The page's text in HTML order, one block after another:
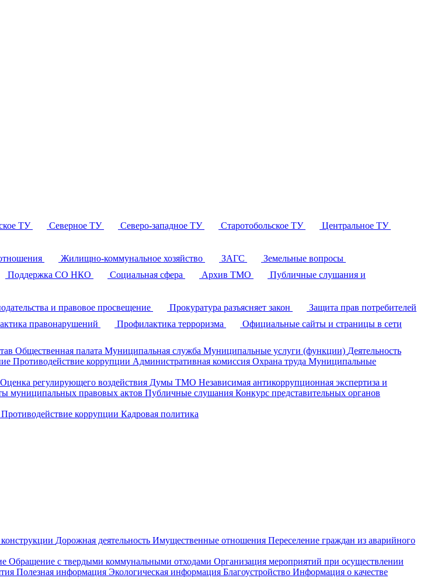
ТУ Северное ТУ Северо-западное ТУ Старотобольское ТУ
Центральное ТУ
Жилищно-коммунальное хозяйство ЗАГС
Земельные вопросы
Поддержка СО НКО Социальная сфера Архив ТМО
Публичные слушания и
и правовое просвещение Прокуратура разъясняет закон
Защита прав потребителей
правонарушений Профилактика терроризма
Официальные сайты и страницы в сети
Общественная палата Муниципальная служба Муниципальные услуги (функции) Деятельность
Противодействие коррупции Административная комиссия Охрана труда Муниципальные
Оценка регулирующего воздействия Думы ТМО Независимая антикоррупционная экспертиза и
муниципальных правовых актов Публичные слушания Конкурс представительных органов
Противодействие коррупции Кадровая политика
Дорожная деятельность Имущественные отношения Переселение граждан из аварийного
Обращение с твердыми коммунальными отходами Организация мероприятий при осуществлении
Полезная информация Экологическая информация Благоустройство Информация о качестве